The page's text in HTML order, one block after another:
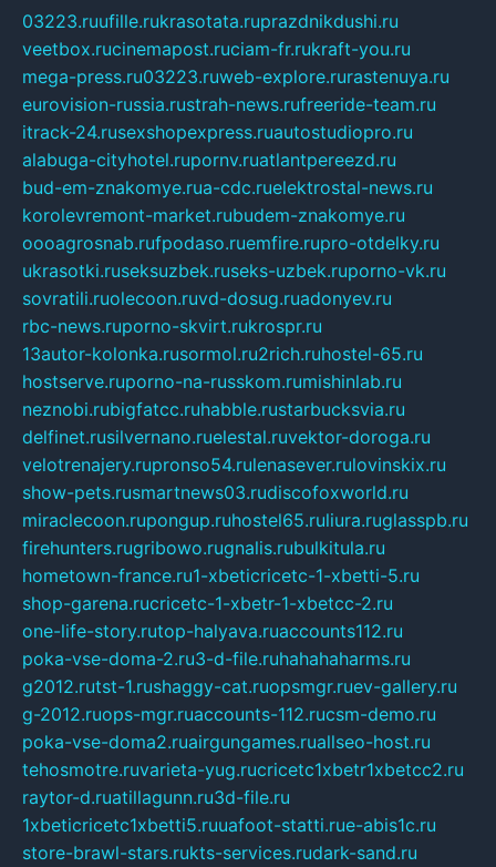
03223.ruufille.rukrasotata.ruprazdnikdushi.ru
veetbox.rucinemapost.ruciam-fr.rukraft-you.ru
mega-press.ru03223.ruweb-explore.rurastenuya.ru
eurovision-russia.rustrah-news.rufreeride-team.ru
itrack-24.rusexshopexpress.ruautostudiopro.ru
alabuga-cityhotel.rupornv.ruatlantpereezd.ru
bud-em-znakomye.rua-cdc.ruelektrostal-news.ru
korolevremont-market.rubudem-znakomye.ru
oooagrosnab.rufpodaso.ruemfire.rupro-otdelky.ru
ukrasotki.ruseksuzbek.ruseks-uzbek.ruporno-vk.ru
sovratili.ruolecoon.ruvd-dosug.ruadonyev.ru
rbc-news.ruporno-skvirt.rukrospr.ru
13autor-kolonka.rusormol.ru2rich.ruhostel-65.ru
hostserve.ruporno-na-russkom.rumishinlab.ru
neznobi.rubigfatcc.ruhabble.rustarbucksvia.ru
delfinet.rusilvernano.ruelestal.ruvektor-doroga.ru
velotrenajery.rupronso54.rulenasever.rulovinskix.ru
show-pets.rusmartnews03.rudiscofoxworld.ru
miraclecoon.rupongup.ruhostel65.ruliura.ruglasspb.ru
firehunters.rugribowo.rugnalis.rubulkitula.ru
hometown-france.ru1-xbeticricetc-1-xbetti-5.ru
shop-garena.rucricetc-1-xbetr-1-xbetcc-2.ru
one-life-story.rutop-halyava.ruaccounts112.ru
poka-vse-doma-2.ru3-d-file.ruhahahaharms.ru
g2012.rutst-1.rushaggy-cat.ruopsmgr.ruev-gallery.ru
g-2012.ruops-mgr.ruaccounts-112.rucsm-demo.ru
poka-vse-doma2.ruairgungames.ruallseo-host.ru
tehosmotre.ruvarieta-yug.rucricetc1xbetr1xbetcc2.ru
raytor-d.ruatillagunn.ru3d-file.ru
1xbeticricetc1xbetti5.ruuafoot-statti.rue-abis1c.ru
store-brawl-stars.rukts-services.rudark-sand.ru